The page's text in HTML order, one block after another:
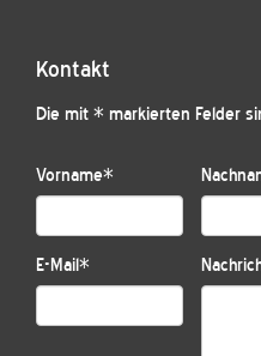
Kontakt
Die mit * markierten Felder
Vorname*
E-Mail*